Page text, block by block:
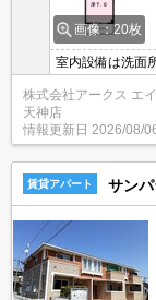
画像：20枚
室内設備は洗面
います。共用部
で荷物を受け取
ターホン・オー
りです。楽しい
ペース。
株式会社アークス エ
天神店
情報更新日 2026/08/
賃貸アパート サンパ